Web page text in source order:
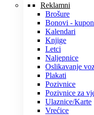
Reklamni
Brošure
Bonovi -
Kalendari
Knjige
Letci
Naljepnice
Oslikavanje
Plakati
Pozivnice
Pozivnice za
Ulaznice/Karte
Vrećice